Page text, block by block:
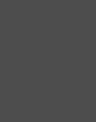
zu Kursbeginn